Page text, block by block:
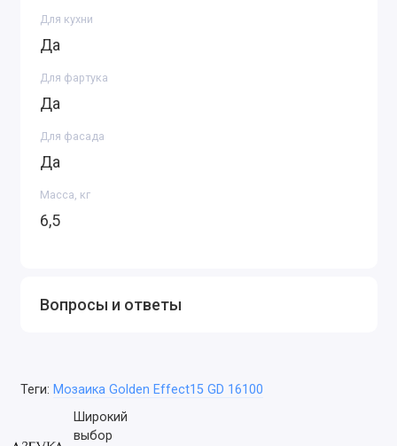
Для кухни
Да
Для фартука
Да
Для фасада
Да
Масса, кг
6,5
Вопросы и ответы
Теги: Мозаика Golden Effect15 GD 16100
Широкий
выбор